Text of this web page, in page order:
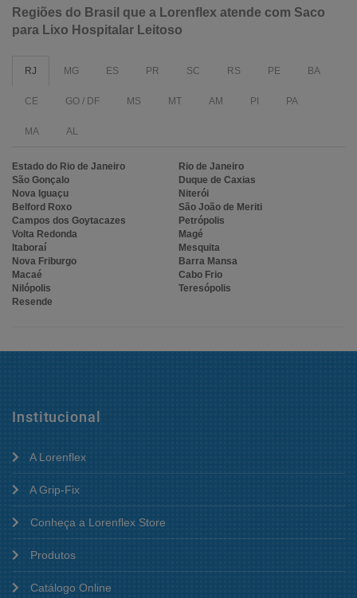
Regiões do Brasil que a Lorenflex atende com Saco
para Lixo Hospitalar Leitoso
RJ MG ES PR SC RS PE BA
CE GO / DF MS MT AM PI PA
MA AL
Estado do Rio de Janeiro
Rio de Janeiro
São Gonçalo
Duque de Caxias
Nova Iguaçu
Niterói
Belford Roxo
São João de Meriti
Campos dos Goytacazes
Petrópolis
Volta Redonda
Magé
Itaboraí
Mesquita
Nova Friburgo
Barra Mansa
Macaé
Cabo Frio
Nilópolis
Teresópolis
Resende
Institucional
A Lorenflex
A Grip-Fix
Conheça a Lorenflex Store
Produtos
Catálogo Online